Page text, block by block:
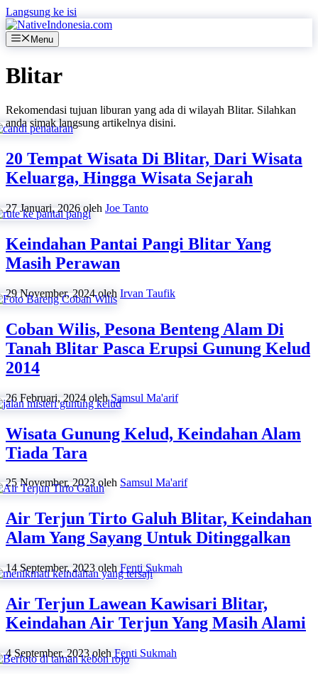
Langsung ke isi
Menu
Blitar
Rekomendasi tujuan liburan yang ada di wilayah Blitar. Silahkan
anda simak langsung artikelnya disini.
20 Tempat Wisata Di Blitar, Dari Wisata
Keluarga, Hingga Wisata Sejarah
27 Januari, 2026 oleh Joe Tanto
Keindahan Pantai Pangi Blitar Yang
Masih Perawan
29 November, 2024 oleh Irvan Taufik
Coban Wilis, Pesona Benteng Alam Di
Tanah Blitar Pasca Erupsi Gunung Kelud
2014
26 Februari, 2024 olehSamsul Ma'arif
Wisata Gunung Kelud, Keindahan Alam
Tiada Tara
25 November, 2023 oleh Samsul Ma'arif
Air Terjun Tirto Galuh Blitar, Keindahan
Alam Yang Sayang Untuk Ditinggalkan
14 September, 2023 olehFenti Sukmah
Air Terjun Lawean Kawisari Blitar,
Keindahan Air Terjun Yang Masih Alami
4 September, 2023 olehFenti Sukmah